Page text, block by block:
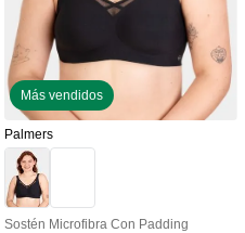
Más vendidos
Palmers
Sostén Microfibra Con Padding